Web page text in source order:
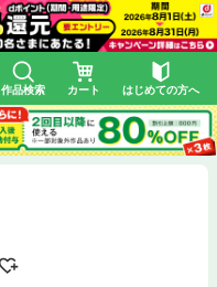
作品検索 カート はじめての方へ